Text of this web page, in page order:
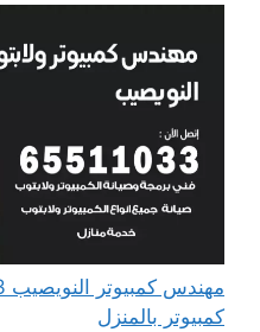
كمبيوتر بالمنزل